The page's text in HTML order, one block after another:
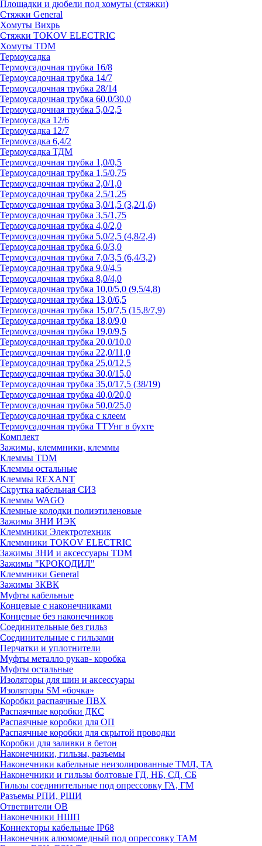
Площадки и дюбели под хомуты (стяжки)
Стяжки General
Хомуты Вихрь
Стяжки TOKOV ELECTRIC
Хомуты TDM
Термоусадка
Термоусадочная трубка 16/8
Термоусадочная трубка 14/7
Термоусадочная трубка 28/14
Термоусадочная трубка 60,0/30,0
Термоусадочная трубка 5,0/2,5
Термоусадка 12/6
Термоусадка 12/7
Термоусадка 6,4/2
Термоусадка ТДМ
Термоусадочная трубка 1,0/0,5
Термоусадочная трубка 1,5/0,75
Термоусадочная трубка 2,0/1,0
Термоусадочная трубка 2,5/1,25
Термоусадочная трубка 3,0/1,5 (3,2/1,6)
Термоусадочная трубка 3,5/1,75
Термоусадочная трубка 4,0/2,0
Термоусадочная трубка 5,0/2,5 (4,8/2,4)
Термоусадочная трубка 6,0/3,0
Термоусадочная трубка 7,0/3,5 (6,4/3,2)
Термоусадочная трубка 9,0/4,5
Термоусадочная трубка 8,0/4,0
Термоусадочная трубка 10,0/5,0 (9,5/4,8)
Термоусадочная трубка 13,0/6,5
Термоусадочная трубка 15,0/7,5 (15,8/7,9)
Термоусадочная трубка 18,0/9,0
Термоусадочная трубка 19,0/9,5
Термоусадочная трубка 20,0/10,0
Термоусадочная трубка 22,0/11,0
Термоусадочная трубка 25,0/12,5
Термоусадочная трубка 30,0/15,0
Термоусадочная трубка 35,0/17,5 (38/19)
Термоусадочная трубка 40,0/20,0
Термоусадочная трубка 50,0/25,0
Термоусадочная трубка с клеем
Термоусадочная трубка ТТУнг в бухте
Комплект
Зажимы, клеммники, клеммы
Клеммы TDM
Клеммы остальные
Клеммы REXANT
Скрутка кабельная СИЗ
Клеммы WAGO
Клемные колодки полиэтиленовые
Зажимы ЗНИ ИЭК
Клеммники Электротехник
Клеммники TOKOV ELECTRIC
Зажимы ЗНИ и аксессуары TDM
Зажимы "КРОКОДИЛ"
Клеммники General
Зажимы 3КВК
Муфты кабельные
Концевые с наконечниками
Концевые без наконечников
Соединительные без гильз
Соединительные с гильзами
Перчатки и уплотнители
Муфты металло рукав- коробка
Муфты остальные
Изоляторы для шин и аксессуары
Изоляторы SM «бочка»
Коробки распаячные ПВХ
Распаячные коробки ДКС
Распаячные коробки для ОП
Распаячные коробки для скрытой проводки
Коробки для заливки в бетон
Наконечники, гильзы, разъемы
Наконечники кабельные неизолированные ТМЛ, ТА
Наконечники и гильзы болтовые ГД, НБ, СД, СБ
Гильзы соединительные под опрессовку ГА, ГМ
Разъемы РПИ, РШИ
Ответвители ОВ
Наконечники НШП
Коннекторы кабельные IP68
Наконечник алюмомедный под опрессовку ТАМ